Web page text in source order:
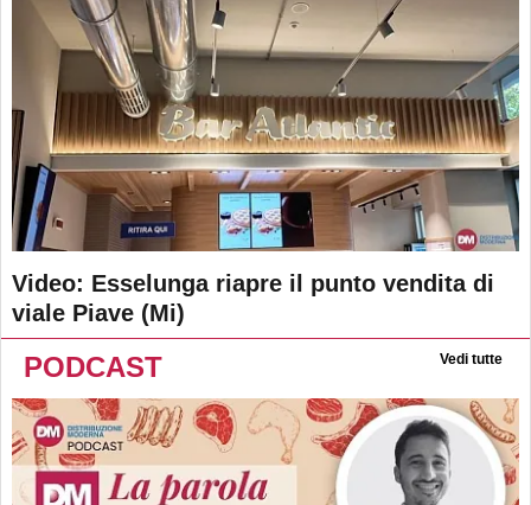
Video: Esselunga riapre il punto vendita di
viale Piave (Mi)
PODCAST Vedi tutte